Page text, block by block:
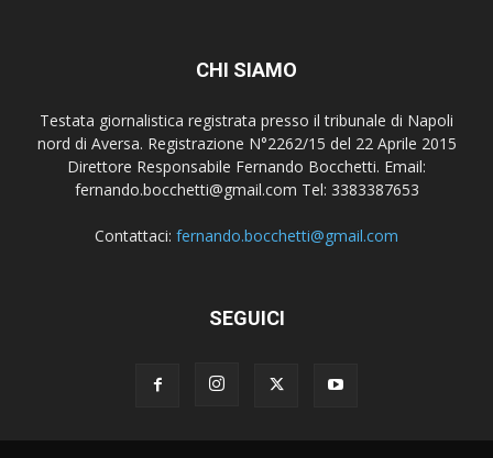
CHI SIAMO
Testata giornalistica registrata presso il tribunale di Napoli
nord di Aversa. Registrazione N°2262/15 del 22 Aprile 2015
Direttore Responsabile Fernando Bocchetti. Email:
fernando.bocchetti@gmail.com Tel: 3383387653
Contattaci: fernando.bocchetti@gmail.com
SEGUICI